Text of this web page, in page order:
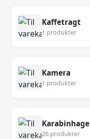
Kaffetragt
1 produkter
Kamera
1 produkter
Karabinhage
26 produkter